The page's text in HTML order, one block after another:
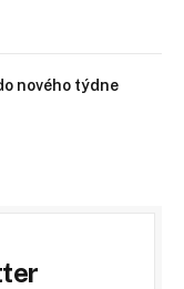
nového týdne